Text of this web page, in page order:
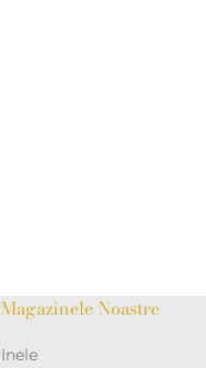
Magazinele Noastre
Inele